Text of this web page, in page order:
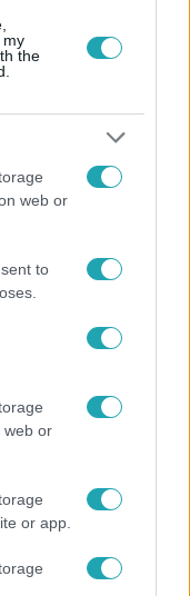
my
the
web or
to
web or
or app.
sikereket hozhat